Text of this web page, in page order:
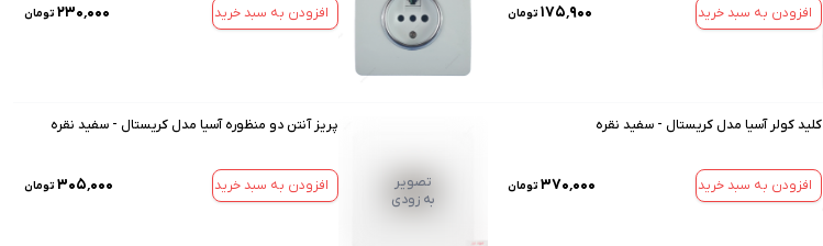
افزودن به سبد خرید ۱۷۵٬۹۰۰ تومان افزودن به سبد خرید ۲۳۰٬۰۰۰ تومان
کلید کولر آسیا مدل کریستال - سفید نقره
افزودن به سبد خرید ۳۷۰٬۰۰۰ تومان
تصویر
به زودی
پریز آنتن دو منظوره آسیا مدل کریستال - سفید نقره
افزودن به سبد خرید ۳۰۵٬۰۰۰ تومان